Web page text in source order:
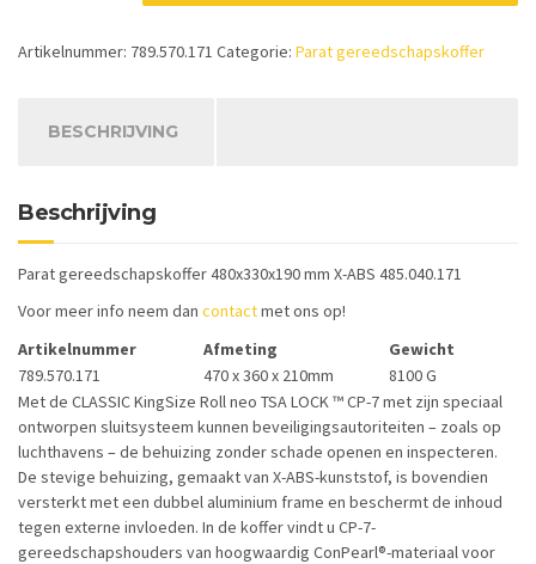
Roll
LOCK
7
Artikelnummer: 789.570.171 Categorie: Parat gereedschapskoffer
BESCHRIJVING
Beschrijving
Parat gereedschapskoffer 480x330x190 mm X-ABS 485.040.171
Voor meer info neem dan contactmet ons op!
Artikelnummer
Afmeting
Gewicht
789.570.171
470 x 360 x 210mm
8100 G
Met de CLASSIC KingSize Roll neo TSA LOCK ™ CP-7 met zijn speciaal
ontworpen sluitsysteem kunnen beveiligingsautoriteiten – zoals op
luchthavens – de behuizing zonder schade openen en inspecteren.
De stevige behuizing, gemaakt van X-ABS-kunststof, is bovendien
versterkt met een dubbel aluminium frame en beschermt de inhoud
tegen externe invloeden. In de koffer vindt u CP-7-
gereedschapshouders van hoogwaardig ConPearl®-materiaal voor